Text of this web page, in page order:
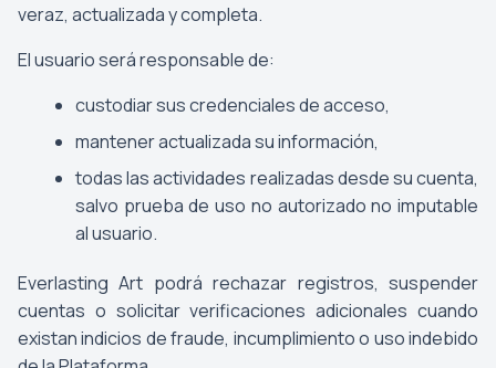
veraz, actualizada y completa.
El usuario será responsable de:
custodiar sus credenciales de acceso,
mantener actualizada su información,
todas las actividades realizadas desde su cuenta,
salvo prueba de uso no autorizado no imputable
al usuario.
Everlasting Art podrá rechazar registros, suspender
cuentas o solicitar verificaciones adicionales cuando
existan indicios de fraude, incumplimiento o uso indebido